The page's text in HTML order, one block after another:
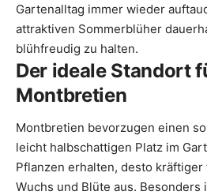
Gartenalltag immer wieder
attraktiven Sommerblüher
blühfreudig zu halten.
Der ideale Standort
Montbretien
Montbretien bevorzugen einen
leicht halbschattigen Platz im
Pflanzen erhalten, desto kräftiger
Wuchs und Blüte aus. Besonders